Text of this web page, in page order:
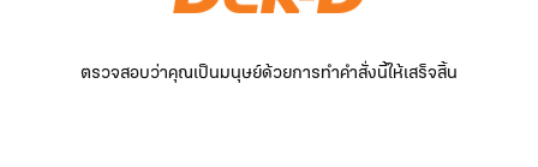
ตรวจสอบว่าคุณเป็นมนุษย์ด้วยการทำคำสั่งนี้ให้เสร็จสิ้น